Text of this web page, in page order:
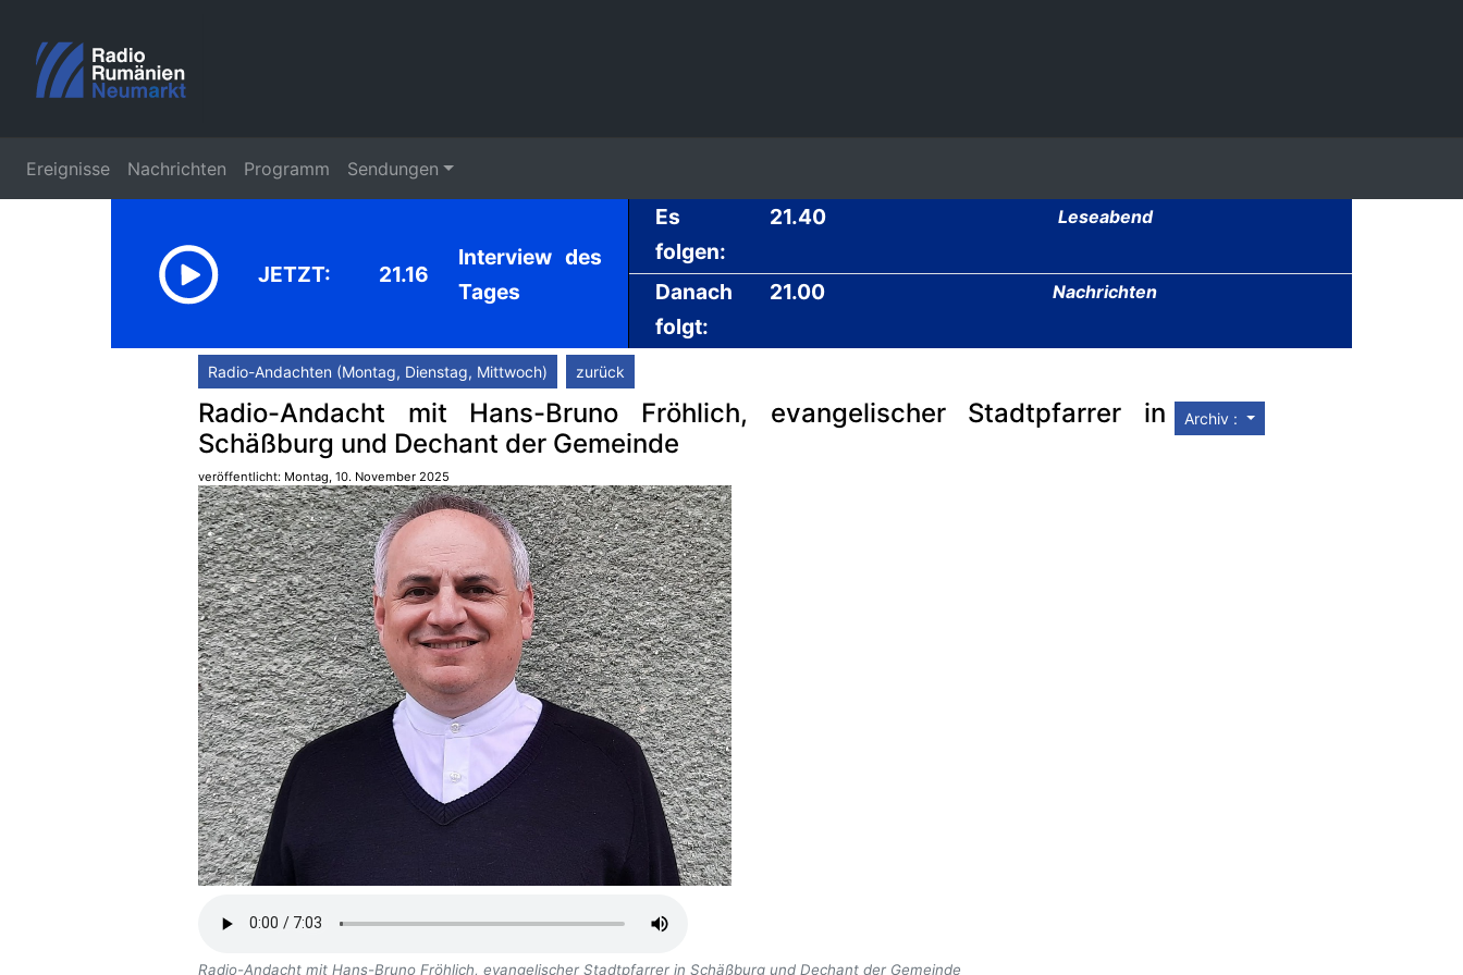
Ereignisse Nachrichten Programm Sendungen
JETZT: 21.16
Interview des
Tages
Es
folgen:
21.40 Leseabend
Danach
folgt:
21.00 Nachrichten
Radio-Andachten (Montag, Dienstag, Mittwoch) zurück
Archiv :
Radio-Andacht mit Hans-Bruno Fröhlich, evangelischer Stadtpfarrer in
Schäßburg und Dechant der Gemeinde
veröffentlicht: Montag, 10. November 2025
Radio-Andacht mit Hans-Bruno Fröhlich, evangelischer Stadtpfarrer in Schäßburg und Dechant der Gemeinde